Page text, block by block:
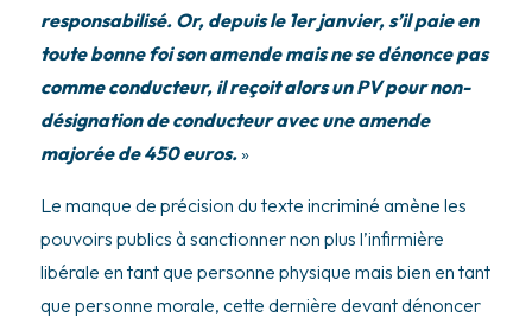
responsabilisé. Or, depuis le 1er janvier, s’il paie en
toute bonne foi son amende mais ne se dénonce pas
comme conducteur, il reçoit alors un PV pour non-
désignation de conducteur avec une amende
majorée de 450 euros.»
Le manque de précision du texte incriminé amène les
pouvoirs publics à sanctionner non plus l’infirmière
libérale en tant que personne physique mais bien en tant
que personne morale, cette dernière devant dénoncer